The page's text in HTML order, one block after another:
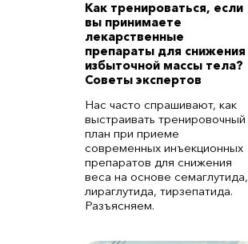
Как тренироваться, если
вы принимаете
лекарственные
препараты для снижения
избыточной массы тела?
Советы экспертов
Нас часто спрашивают, как
выстраивать тренировочный
план при приеме
современных инъекционных
препаратов для снижения
веса на основе семаглутида,
лираглутида, тирзепатида.
Разъясняем.